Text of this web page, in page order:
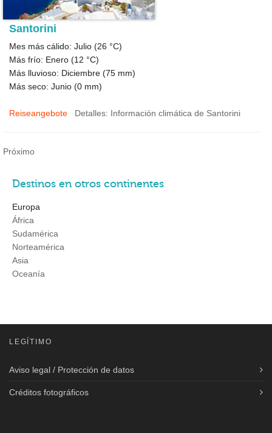
Santorini
Mes más cálido: Julio (26 °C)
Más frío: Enero (12 °C)
Más lluvioso: Diciembre (75 mm)
Más seco: Junio (0 mm)
Reiseangebote Detalles: Información climática de Santorini
Próximo
Destinos en otros continentes
Europa
África
Sudamérica
Norteamérica
Asia
Oceanía
LEGÍTIMO
Aviso legal / Protección de datos
Créditos fotográficos